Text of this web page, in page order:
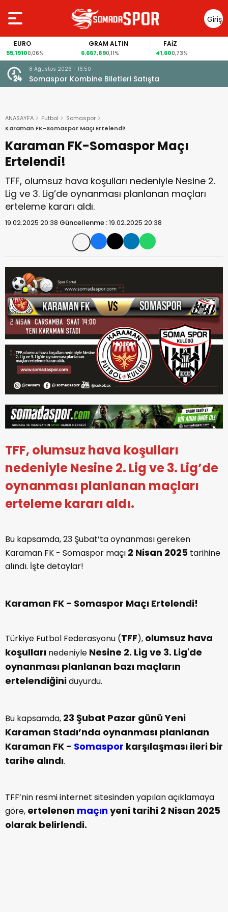
Giriş
Yap
EURO
55,19100,06%
GRAM ALTIN
6.667,890,11%
FAİZ
41,600,73%
8 Ağustos 2026 - 16:50
Somaspor Kombine Biletleri Satışta
ANASAYFA Futbol
Somaspor
Karaman FK-Somaspor Maçı Ertelendi!
Karaman FK-Somaspor Maçı
Ertelendi!
TFF, olumsuz hava koşulları nedeniyle Nesine 2.
Lig ve 3. Lig’de oynanması planlanan maçları
erteleme kararı aldı.
19.02.2025 20:38 Güncellenme :19.02.2025 20:38
TFF, olumsuz hava koşulları
nedeniyle Nesine 2. Lig ve 3. Lig’de
oynanması planlanan maçları
erteleme kararı aldı.
Bu kapsamda, 23 Şubat’ta oynanması gereken
Karaman FK - Somaspor maçı 2 Nisan 2025 tarihine
alındı. İşte detaylar!
Karaman FK - Somaspor Maçı Ertelendi!
Türkiye Futbol Federasyonu (TFF), olumsuz hava
koşulları nedeniyle Nesine 2. Lig ve 3. Lig'de
oynanması planlanan bazı maçların
ertelendiğiniduyurdu.
Bu kapsamda, 23 Şubat Pazar günü Yeni
Karaman Stadı’nda oynanması planlanan
Karaman FK - Somaspor karşılaşması ileri bir
tarihe alındı.
TFF’nin resmi internet sitesinden yapılan açıklamaya
göre, ertelenen maçın yeni tarihi 2 Nisan 2025
olarak belirlendi.